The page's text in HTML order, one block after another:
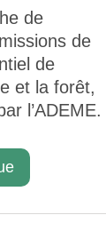
de
de
de
et la forêt,
l’ADEME.